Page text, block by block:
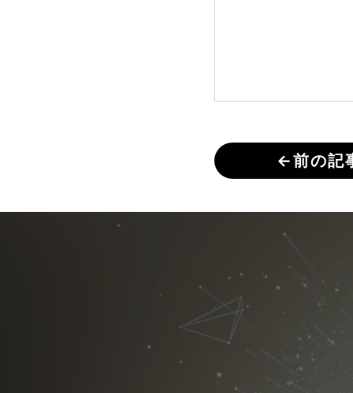
←前の記